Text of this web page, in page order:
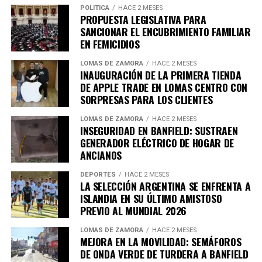
responder de manera más distendida en una
transmisión en vivo, evitando aceptar el reto de pelear.
Se limitó a comentar:«es más fácil engañar a la gente
que convencerla de que fue engañada»
Los nuevosrécords de Messi en el Mundial 2026
continúan sumando a una carrera llena de hazañas
extraordinarias.
El jugador con más partidos mundialistas
La actuación del capitán argentino contra Austria
también le permitió ampliar otro registro significativo.
Con 28 encuentros disputados en Copas del Mundo,
Messi se mantiene como el futbolista con más
participaciones en la historia de este torneo.
Su trayectoria incluye seis ediciones consecutivas del
evento, desde Alemania 2006 hasta Estados Unidos-
México-Canadá 2026.
El futbolista con más victorias
POLÍTICA HACE 2 MESES
PROPUESTA LEGISLATIVA PARA
SANCIONAR EL ENCUBRIMIENTO FAMILIAR
EN FEMICIDIOS
LOMAS DE ZAMORA HACE 2 MESES
INAUGURACIÓN DE LA PRIMERA TIENDA
DE APPLE TRADE EN LOMAS CENTRO CON
SORPRESAS PARA LOS CLIENTES
LOMAS DE ZAMORA HACE 2 MESES
INSEGURIDAD EN BANFIELD: SUSTRAEN
GENERADOR ELÉCTRICO DE HOGAR DE
ANCIANOS
DEPORTES HACE 2 MESES
LA SELECCIÓN ARGENTINA SE ENFRENTA A
ISLANDIA EN SU ÚLTIMO AMISTOSO
PREVIO AL MUNDIAL 2026
LOMAS DE ZAMORA HACE 2 MESES
MEJORA EN LA MOVILIDAD: SEMÁFOROS
DE ONDA VERDE DE TURDERA A BANFIELD